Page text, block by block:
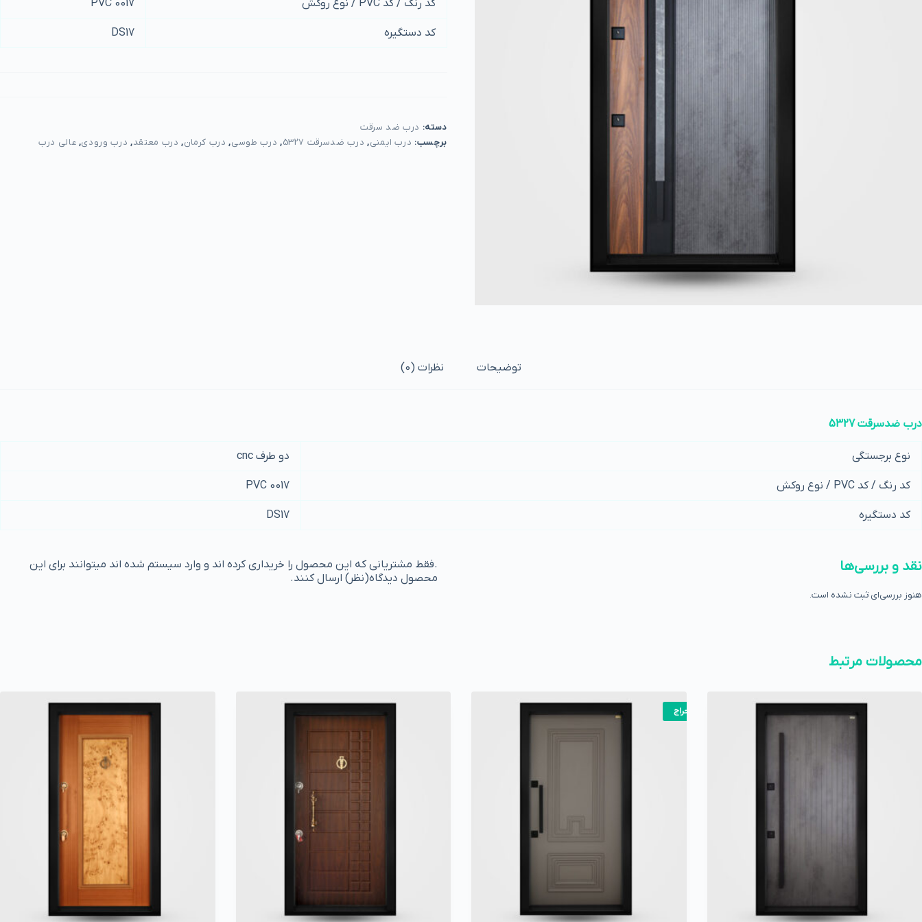
کد رنگ / کد PVC / نوع روکش PVC 0017
کد دستگیره DS17
دسته: درب ضد سرقت
برچسب: درب ایمنی, درب ضدسرقت 5327 , درب طوسی, درب کرمان, درب معتقد, درب ورودی, عالی درب
توضیحات نظرات (0)
درب ضدسرقت 5327
نوع برجستگی دو طرف cnc
کد رنگ / کد PVC / نوع روکش PVC 0017
کد دستگیره DS17
نقد و بررسی‌ها
هنوز بررسی‌ای ثبت نشده است.
.فقط مشتریانی که این محصول را خریداری کرده اند و وارد سیستم شده اند میتوانند برای این
محصول دیدگاه(نظر) ارسال کنند.
محصولات مرتبط
حراج